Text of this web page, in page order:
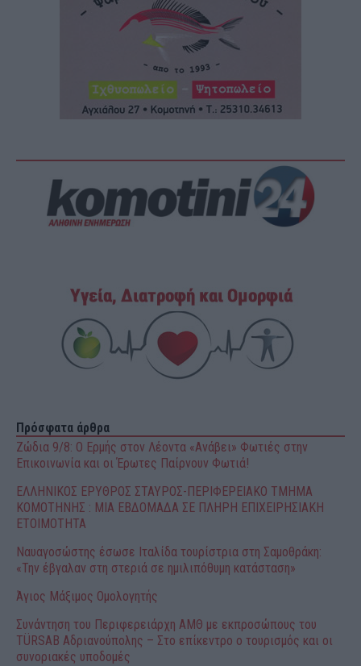
Πρόσφατα άρθρα
Ζώδια 9/8: Ο Ερμής στον Λέοντα «Ανάβει» Φωτιές στην
Επικοινωνία και οι Έρωτες Παίρνουν Φωτιά!
ΕΛΛΗΝΙΚΟΣ ΕΡΥΘΡΟΣ ΣΤΑΥΡΟΣ-ΠΕΡΙΦΕΡΕΙΑΚΟ ΤΜΗΜΑ
ΚΟΜΟΤΗΝΗΣ : ΜΙΑ ΕΒΔΟΜΑΔΑ ΣΕ ΠΛΗΡΗ ΕΠΙΧΕΙΡΗΣΙΑΚΗ
ΕΤΟΙΜΟΤΗΤΑ
Ναυαγοσώστης έσωσε Ιταλίδα τουρίστρια στη Σαμοθράκη:
«Την έβγαλαν στη στεριά σε ημιλιπόθυμη κατάσταση»
Άγιος Μάξιμος Ομολογητής
Συνάντηση του Περιφερειάρχη ΑΜΘ με εκπροσώπους του
TÜRSAB Αδριανούπολης – Στο επίκεντρο ο τουρισμός και οι
συνοριακές υποδομές